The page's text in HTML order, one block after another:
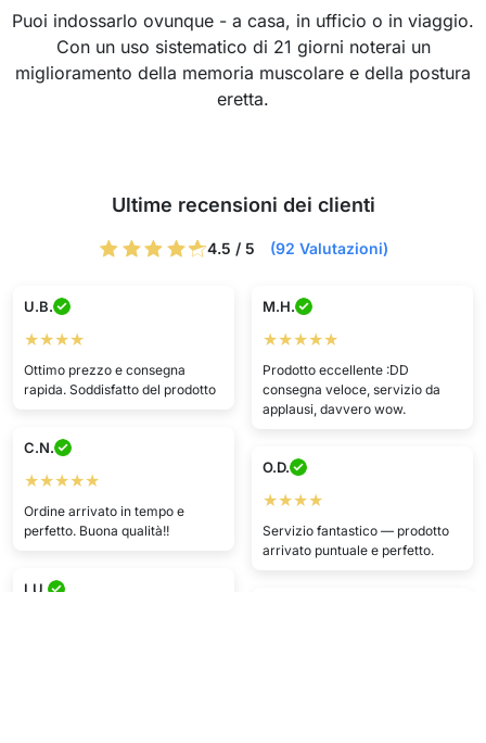
Puoi indossarlo ovunque - a casa, in ufficio o in viaggio.
Con un uso sistematico di 21 giorni noterai un
miglioramento della memoria muscolare e della postura
eretta.
Ultime recensioni dei clienti
4.5 / 5 (92 Valutazioni)
U.B.
★★★★
Ottimo prezzo e consegna
rapida. Soddisfatto del prodotto
M.H.
★★★★★
Prodotto eccellente :DD
consegna veloce, servizio da
applausi, davvero wow.
C.N.
★★★★★
Ordine arrivato in tempo e
perfetto. Buona qualità!!
O.D.
★★★★
Servizio fantastico — prodotto
arrivato puntuale e perfetto.
I.U.